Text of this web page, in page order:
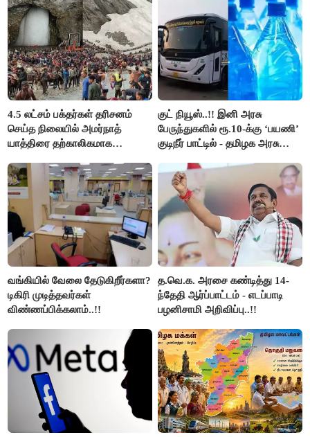
4.5 லட்சம் பக்தர்கள் தரிசனம்
செய்த நிலையில் அமர்நாத்
யாத்திரை தற்காலிகமாக
குட் நியூஸ்..!! இனி அரசு
பேருந்துகளில் ரூ.10-க்கு ‘பயணி’
குடிநீர் பாட்டில் - தமிழக அரசு
வங்கியில் வேலை தேடுகிறீர்களா?
டிகிரி முடித்தவர்கள்
விண்ணப்பிக்கலாம்..!!
த.வெ.க. அரசை கண்டித்து 14-
ந்தேதி ஆர்ப்பாட்டம் - எடப்பாடி
பழனிசாமி அறிவிப்பு..!!